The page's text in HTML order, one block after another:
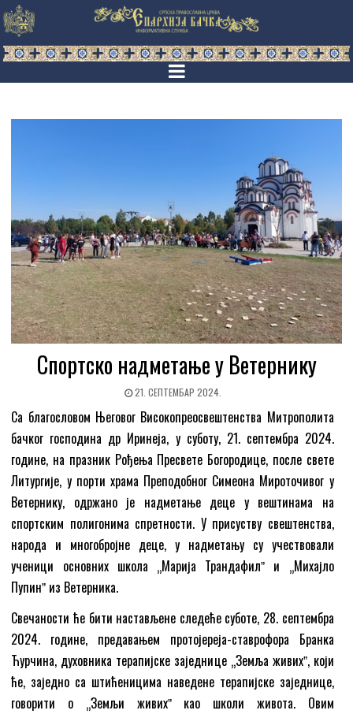
Спортско надметање у Ветернику
21. СЕПТЕМБАР 2024.
Са благословом Његовог Високопреосвештенства Митрополита
бачког господина др Иринеја, у суботу, 21. септембра 2024.
године, на празник Рођења Пресвете Богородице, после свете
Литургије, у порти храма Преподобног Симеона Мироточивог у
Ветернику, одржано је надметање деце у вештинама на
спортским полигонима спретности. У присуству свештенства,
народа и многобројне деце, у надметању су учествовали
ученици основних школа „Марија Трандафилˮ и „Михајло
Пупинˮ из Ветерника.
Свечаности ће бити настављене следеће суботе, 28. септембра
2024. године, предавањем протојереја-ставрофора Бранка
Ћурчина, духовника терапијске заједнице „Земља живихˮ, који
ће, заједно са штићеницима наведене терапијске заједнице,
говорити о „Земљи живихˮ као школи живота. Овим